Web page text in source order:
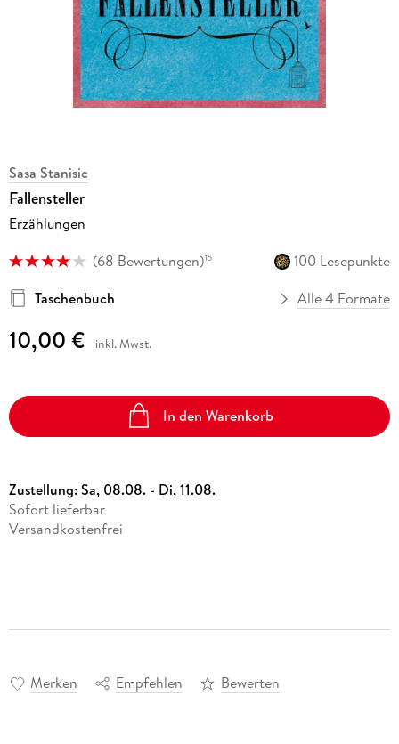
Sasa Stanisic
Fallensteller
Erzählungen
(68 Bewertungen)15
100 Lesepunkte
Taschenbuch
Alle 4 Formate
10,00 € inkl. Mwst.
In den Warenkorb
Zustellung:Sa, 08.08. - Di, 11.08.
Sofort lieferbar
Versandkostenfrei
Merken Empfehlen Bewerten